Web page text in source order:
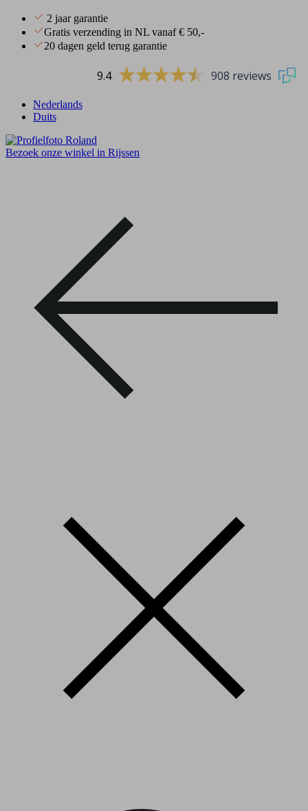
2 jaar garantie
Gratis verzending in NL vanaf € 50,-
20 dagen geld terug garantie
9.4 908 reviews
Nederlands
Duits
Bezoek onze winkel in Rijssen